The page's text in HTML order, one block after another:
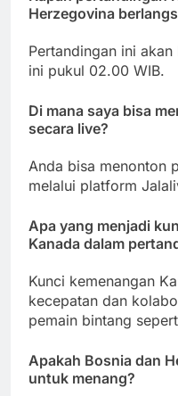
Herzegovina
Pertandingan ini
ini pukul 02.00 WIB.
Di mana saya bisa
secara live?
Anda bisa menonton
melalui platform
Apa yang menjadi
Kanada dalam
Kunci kemenangan
kecepatan dan
pemain bintang
Apakah Bosnia dan
untuk menang?